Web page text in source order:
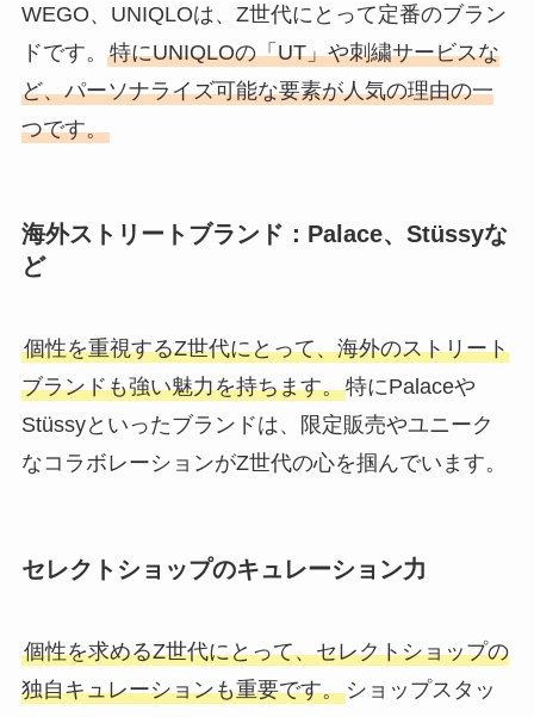
WEGO、UNIQLOは、Z世代にとって定番のブラン
ドです。 特にUNIQLOの「UT」や刺繍サービスな
ど、パーソナライズ可能な要素が人気の理由の一
つです。
海外ストリートブランド：Palace、Stüssyな
ど
個性を重視するZ世代にとって、海外のストリート
ブランドも強い魅力を持ちます。特にPalaceや
Stüssyといったブランドは、限定販売やユニーク
なコラボレーションがZ世代の心を掴んでいます。
セレクトショップのキュレーション力
個性を求めるZ世代にとって、セレクトショップの
独自キュレーションも重要です。ショップスタッ